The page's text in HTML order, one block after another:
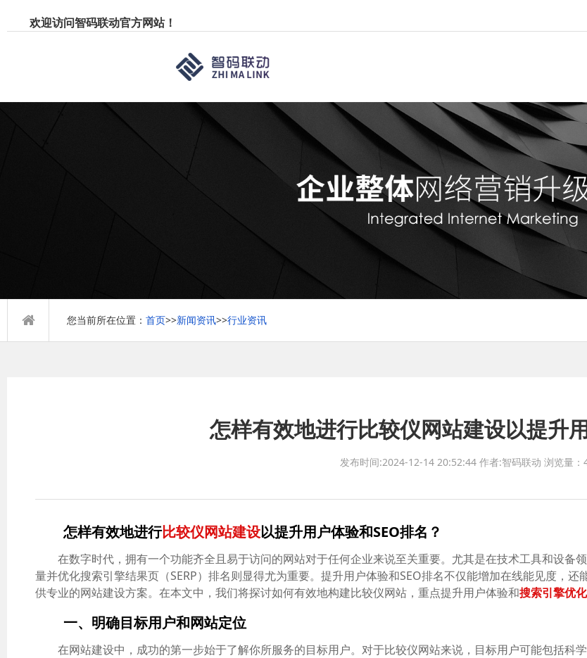
欢迎访问智码联动官方网站！
全网推广 网站建设
您当前所在位置： 首页>>新闻资讯>>行业资讯
怎样有效地进行比较仪网站建设以提升
发布时间:2024-12-14 20:52:44 作者:智码联动 浏览量：
怎样有效地进行比较仪网站建设以提升用户体验和SEO排名？
在数字时代，拥有一个功能齐全且易于访问的网站对于任何企业来说至关重要。尤其是在技术工具和设备
量并优化搜索引擎结果页（SERP）排名则显得尤为重要。提升用户体验和SEO排名不仅能增加在线能见度，
供专业的网站建设方案。在本文中，我们将探讨如何有效地构建比较仪网站，重点提升用户体验和搜索引擎优化
一、明确目标用户和网站定位
在网站建设中，成功的第一步始于了解你所服务的目标用户。对于比较仪网站来说，目标用户可能包括科